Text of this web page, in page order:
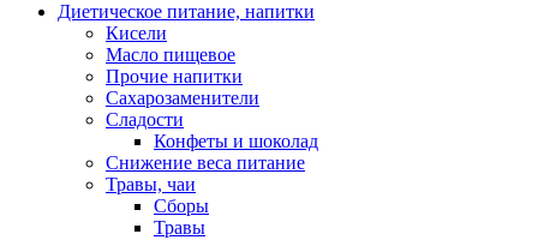
Диетическое питание, напитки
Кисели
Масло пищевое
Прочие напитки
Сахарозаменители
Сладости
Конфеты и шоколад
Снижение веса питание
Травы, чаи
Сборы
Травы